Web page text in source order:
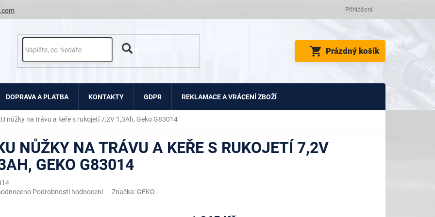
Přihlášení
NÁKUPNÍ
KOŠÍK
Prázdný košík
DOPRAVA A PLATBA KONTAKTY GDPR REKLAMACE A VRÁCENÍ ZBOŽÍ
nůžky na trávu a keře s rukojetí 7,2V 1,3Ah, Geko G83014
NŮŽKY NA TRÁVU A KEŘE S RUKOJETÍ 7,2V
GEKO G83014
Podrobnosti hodnocení Značka: GEKO